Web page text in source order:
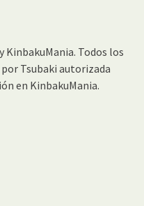
KinbakuMania. Todos los
Tsubaki autorizada
en KinbakuMania.